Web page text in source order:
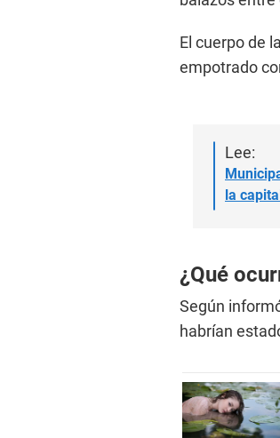
El cuerpo de
empotrado
Lee:
la
¿Qué
Según
habrían